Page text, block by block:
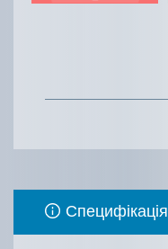
Специфікація